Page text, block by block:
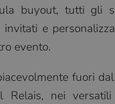
buyout, tutti gli
invitati e
evento.
fuori
Relais, nei